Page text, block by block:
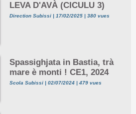
LEVA D'AVÀ (CICULU 3)
Direction Subissi | 17/02/2025 | 380 vues
Spassighjata in Bastia, trà
mare è monti ! CE1, 2024
Scola Subissi | 02/07/2024 | 479 vues